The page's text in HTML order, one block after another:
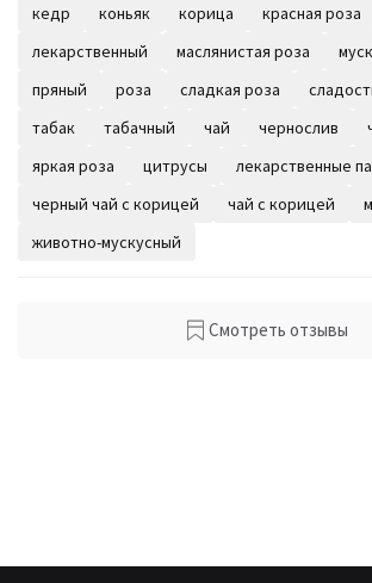
кедр
коньяк корица
красная роза
лекарственный
маслянистая роза
пряный
роза сладкая роза
табак
табачный чай чернослив
яркая роза
цитрусы
лекарственные
черный чай с корицей
чай с корицей
животно-мускусный
Смотреть отзывы